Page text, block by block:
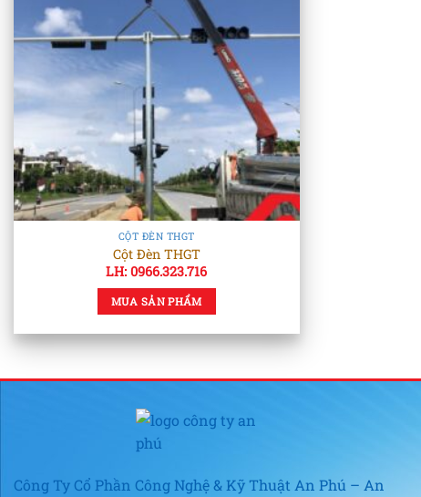
CỘT ĐÈN THGT
Cột Đèn THGT
LH: 0966.323.716
MUA SẢN PHẨM
Công Ty Cổ Phần Công Nghệ & Kỹ Thuật An Phú – An